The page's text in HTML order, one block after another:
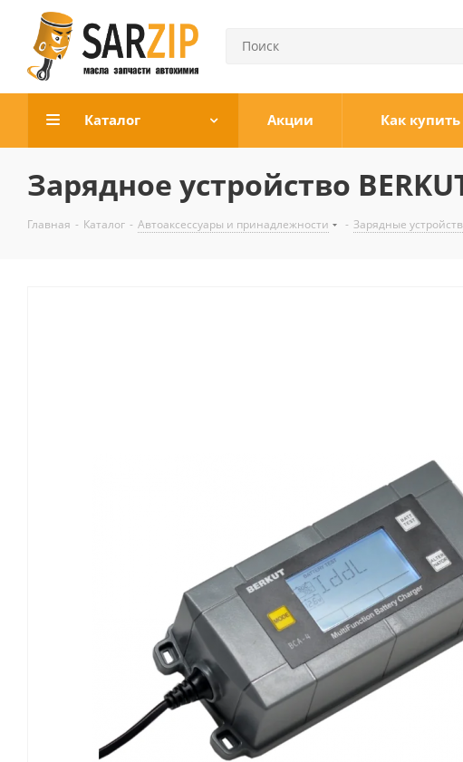
Каталог Акции Как купить
Зарядное устройство
Главная - Каталог - Автоаксессуары и принадлежности - Зарядные